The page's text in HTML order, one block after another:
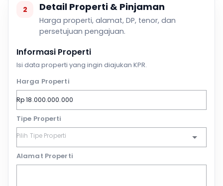
2 Detail Properti & Pinjaman
Harga properti, alamat, DP, tenor, dan
persetujuan pengajuan.
Informasi Properti
Isi data properti yang ingin diajukan KPR.
Harga Properti
Tipe Properti
Alamat Properti